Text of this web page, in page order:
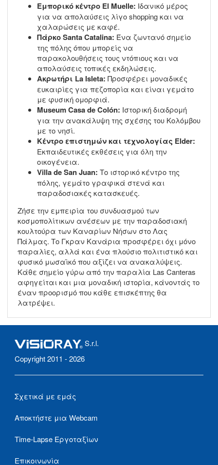
Εμπορικό κέντρο El Muelle: Ιδανικό μέρος
για να απολαύσεις λίγο shopping και να
χαλαρώσεις με καφέ.
Πάρκο Santa Catalina: Ένα ζωντανό σημείο
της πόλης όπου μπορείς να
παρακολουθήσεις τους ντόπιους και να
απολαύσεις τοπικές εκδηλώσεις.
Ακρωτήρι La Isleta: Προσφέρει μοναδικές
ευκαιρίες για πεζοπορία και είναι γεμάτο
με φυσική ομορφιά.
Museum Casa de Colón: Ιστορική διαδρομή
για την ανακάλυψη της σχέσης του Κολόμβου
με το νησί.
Κέντρο επιστημών και τεχνολογίας Elder:
Εκπαιδευτικές εκθέσεις για όλη την
οικογένεια.
Villa de San Juan: Το ιστορικό κέντρο της
πόλης, γεμάτο γραφικά στενά και
παραδοσιακές κατασκευές.
Ζήσε την εμπειρία του συνδυασμού των
κοσμοπολίτικων ανέσεων με την παραδοσιακή
κουλτούρα των Καναρίων Νήσων στο Λας
Πάλμας. Το Γκραν Κανάρια προσφέρει όχι μόνο
παραλίες, αλλά και ένα πλούσιο πολιτιστικό και
φυσικό μωσαϊκό που αξίζει να ανακαλύψεις.
Κάθε σημείο γύρω από την παραλία Las Canteras
αφηγείται και μια μοναδική ιστορία, κάνοντάς το
έναν προορισμό που κάθε επισκέπτης θα
λατρέψει.
S.r.l.
Copyright 2011 - 2026
Σχετικά με εμάς
Αποκτήστε μια Webcam
Time-Lapse Εργοταξίων
Επικοινωνία